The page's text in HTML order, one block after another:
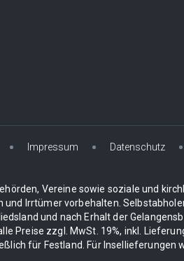
Impressum Datenschutz
Vereine sowie soziale und
Irrtümer vorbehalten.
und nach Erhalt der
Preise zzgl. MwSt. 19%, inkl.
für Festland. Für Insellieferungen